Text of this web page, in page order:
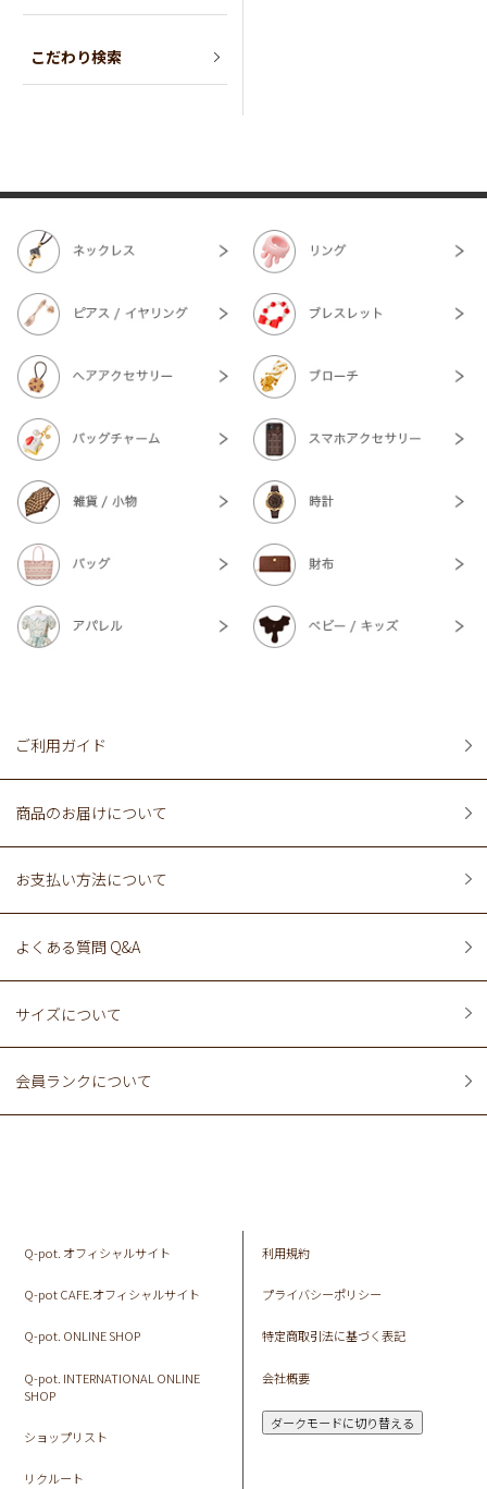
こだわり検索
ご利用ガイド
商品のお届けについて
お支払い方法について
よくある質問 Q&A
サイズについて
会員ランクについて
Q-pot. オフィシャルサイト
Q-pot CAFE.オフィシャルサイト
Q-pot. ONLINE SHOP
Q-pot. INTERNATIONAL ONLINE
SHOP
ショップリスト
リクルート
利用規約
プライバシーポリシー
特定商取引法に基づく表記
会社概要
ダークモードに切り替える